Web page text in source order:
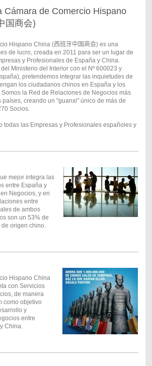
Cámara de Comercio Hispano
国商会)
Hispano China (西班牙中国商会) es una
de lucro, creada en 2011 para ser un lugar de
y Profesionales de España y China.
Ministerio del Interior con el Nº 600023 y
pretendemos integrar las inquietudes de
los ciudadanos chinos en España y los
la Red de Relaciones de Negocios más
países, creando un "guanxi" único de más de
Socios.
todas las Empresas y Profesionales españoles y
mejor integra las
entre España y
Negocios, y en
entre
de ambos
son un 53% de
origen chino.
Hispano China
con Servicios
de manera
como objetivo
y
entre
China.